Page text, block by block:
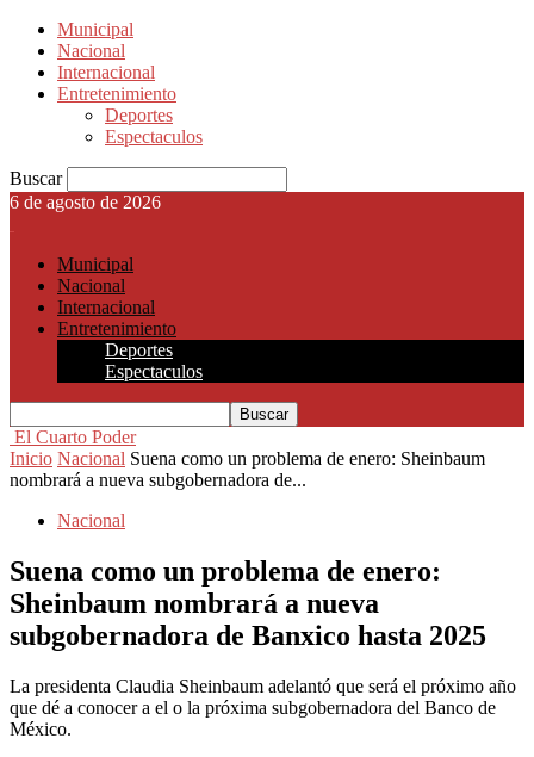
Municipal
Nacional
Internacional
Entretenimiento
Deportes
Espectaculos
Buscar
6 de agosto de 2026
Municipal
Nacional
Internacional
Entretenimiento
Deportes
Espectaculos
El Cuarto Poder
Inicio Nacional Suena como un problema de enero: Sheinbaum
nombrará a nueva subgobernadora de...
Nacional
Suena como un problema de enero:
Sheinbaum nombrará a nueva
subgobernadora de Banxico hasta 2025
La presidenta Claudia Sheinbaum adelantó que será el próximo año
que dé a conocer a el o la próxima subgobernadora del Banco de
México.